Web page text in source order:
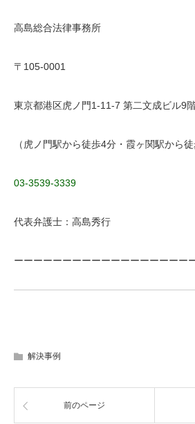
高島総合法律事務所
〒105-0001
東京都港区虎ノ門1-11-7 第二文成ビル9
（虎ノ門駅から徒歩4分・霞ヶ関駅から徒
03-3539-3339
代表弁護士：高島秀行
ーーーーーーーーーーーーーーーーーー
解決事例
前のページ